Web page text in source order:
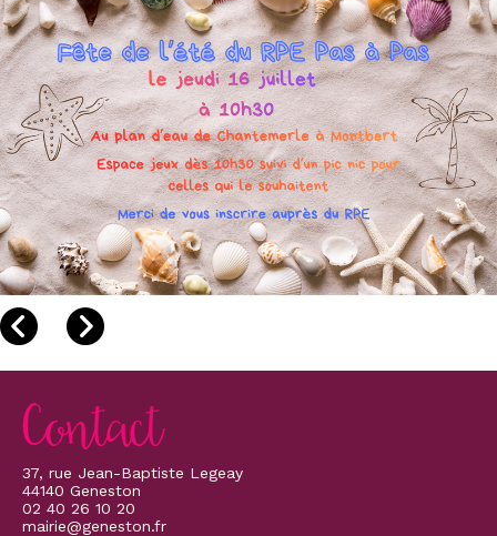
Contact
37, rue Jean-Baptiste Legeay
44140 Geneston
02 40 26 10 20
mairie@geneston.fr